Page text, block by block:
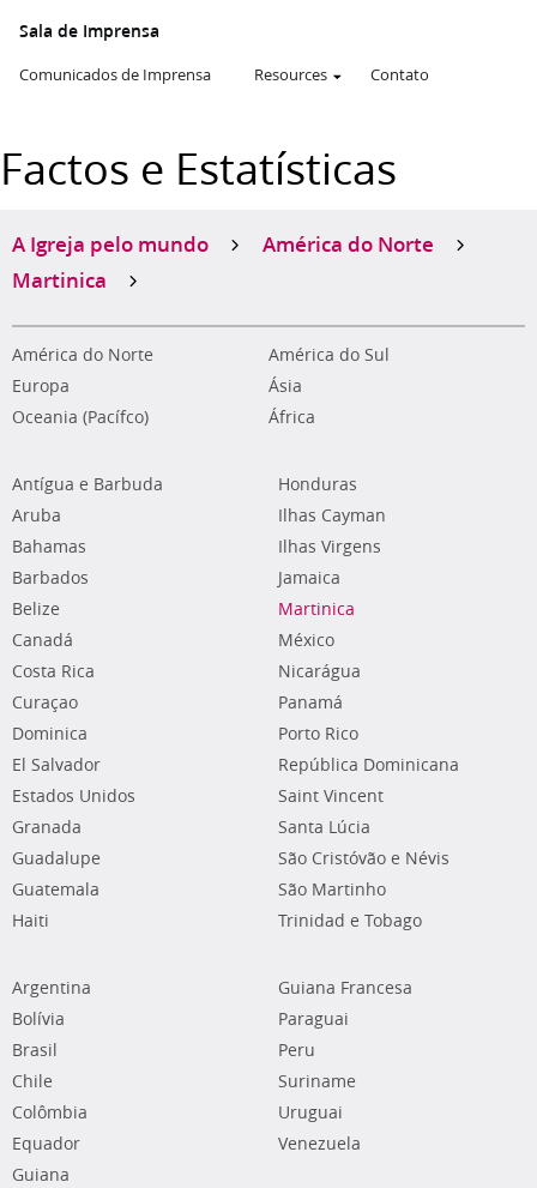
Sala de Imprensa
Comunicados de Imprensa Resources Contato
Factos e Estatísticas
A Igreja pelo mundo
América do Norte
Martinica
América do Norte
América do Sul
Europa
Ásia
Oceania (Pacífco)
África
Antígua e Barbuda
Aruba
Bahamas
Barbados
Belize
Canadá
Costa Rica
Curaçao
Dominica
El Salvador
Estados Unidos
Granada
Guadalupe
Guatemala
Haiti
Honduras
Ilhas Cayman
Ilhas Virgens
Jamaica
Martinica
México
Nicarágua
Panamá
Porto Rico
República Dominicana
Saint Vincent
Santa Lúcia
São Cristóvão e Névis
São Martinho
Trinidad e Tobago
Argentina
Bolívia
Brasil
Chile
Colômbia
Equador
Guiana
Guiana Francesa
Paraguai
Peru
Suriname
Uruguai
Venezuela